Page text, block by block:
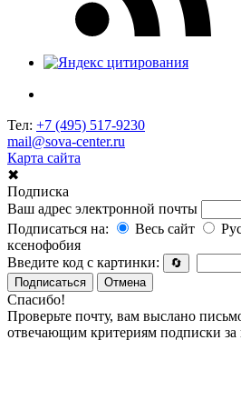
Тел: +7 (495) 517-9230
mail@sova-center.ru
Карта сайта
✖
Подписка
Ваш адрес электронной почты
Подписаться на:
Весь сайт
ксенофобия
Введите код с картинки:
🔄
Подписаться
Отмена
Спасибо!
Проверьте почту, вам выслано
отвечающим критериям подписки за